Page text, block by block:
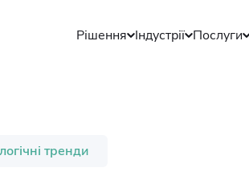
Рішення Індустрії Послуги
тренди